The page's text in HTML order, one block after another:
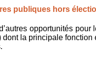
publiques hors
opportunités
dont la principale fonction